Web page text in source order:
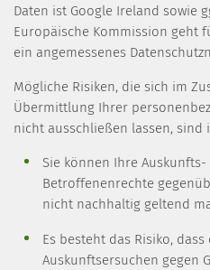
Daten ist Google Ireland sowie
Europäische Kommission geht
ein angemessenes
Mögliche Risiken, die sich im
Übermittlung Ihrer
nicht ausschließen lassen, sind
Sie können Ihre
Betroffenenrechte
nicht nachhaltig geltend
Es besteht das Risiko,
Auskunftsersuchen gegen